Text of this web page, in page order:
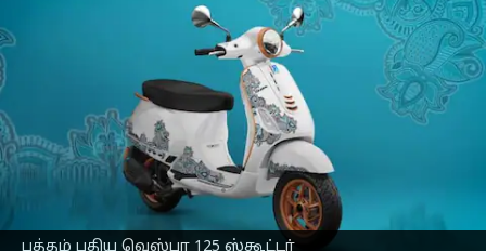
புத்தம் புதிய வெஸ்பா 125 ஸ்கூட்டர்
இந்தியாவில்
அறிமுகப்படுத்தப்பட்ட
புத்தம் புதிய வெஸ்பா 125
ஸ்கூட்டர்கள்: விலை
மற்றும் இதர விவரங்கள்
Venkatalakshmi V Feb 11, 2025 11:38 am